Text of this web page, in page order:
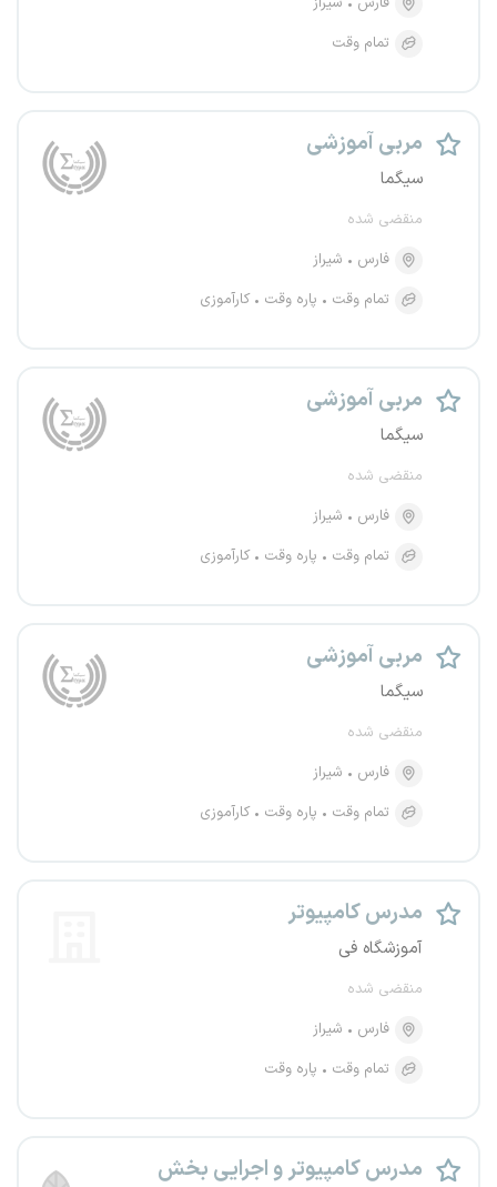
تمام وقت
مربی آموزشی
سیگما
منقضی شده
فارس
شیراز
تمام وقت
پاره وقت کارآموزی
مربی آموزشی
سیگما
منقضی شده
فارس
شیراز
تمام وقت
پاره وقت کارآموزی
مربی آموزشی
سیگما
منقضی شده
فارس
شیراز
تمام وقت
پاره وقت کارآموزی
مدرس کامپیوتر
آموزشگاه فی
منقضی شده
فارس
شیراز
تمام وقت
پاره وقت
مدرس کامپیوتر و اجرایی بخش